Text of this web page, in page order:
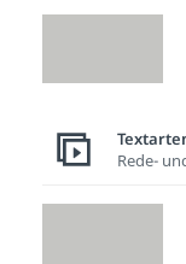
Rede-